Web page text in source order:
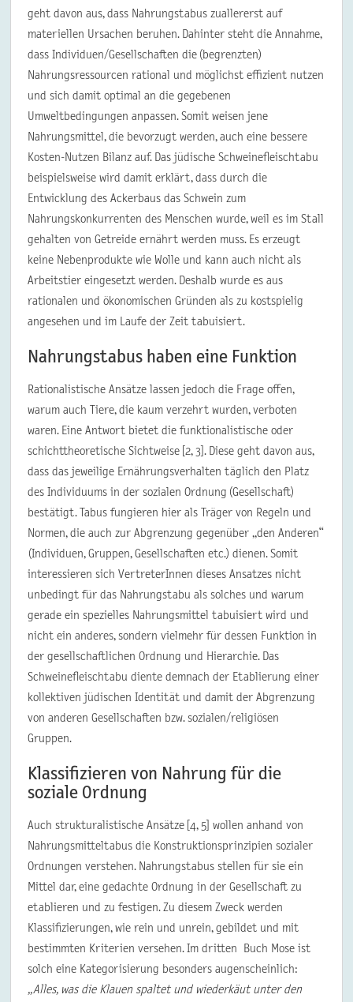
geht davon aus, dass Nahrungstabus zuallererst auf
materiellen Ursachen beruhen. Dahinter steht die Annahme,
dass Individuen/Gesellschaften die (begrenzten)
Nahrungsressourcen rational und möglichst effizient nutzen
und sich damit optimal an die gegebenen
Umweltbedingungen anpassen. Somit weisen jene
Nahrungsmittel, die bevorzugt werden, auch eine bessere
Kosten-Nutzen Bilanz auf. Das jüdische Schweinefleischtabu
beispielsweise wird damit erklärt, dass durch die
Entwicklung des Ackerbaus das Schwein zum
Nahrungskonkurrenten des Menschen wurde, weil es im Stall
gehalten von Getreide ernährt werden muss. Es erzeugt
keine Nebenprodukte wie Wolle und kann auch nicht als
Arbeitstier eingesetzt werden. Deshalb wurde es aus
rationalen und ökonomischen Gründen als zu kostspielig
angesehen und im Laufe der Zeit tabuisiert.
Nahrungstabus haben eine Funktion
Rationalistische Ansätze lassen jedoch die Frage offen,
warum auch Tiere, die kaum verzehrt wurden, verboten
waren. Eine Antwort bietet die funktionalistische oder
schichttheoretische Sichtweise [2, 3]. Diese geht davon aus,
dass das jeweilige Ernährungsverhalten täglich den Platz
des Individuums in der sozialen Ordnung (Gesellschaft)
bestätigt. Tabus fungieren hier als Träger von Regeln und
Normen, die auch zur Abgrenzung gegenüber „den Anderen“
(Individuen, Gruppen, Gesellschaften etc.) dienen. Somit
interessieren sich VertreterInnen dieses Ansatzes nicht
unbedingt für das Nahrungstabu als solches und warum
gerade ein spezielles Nahrungsmittel tabuisiert wird und
nicht ein anderes, sondern vielmehr für dessen Funktion in
der gesellschaftlichen Ordnung und Hierarchie. Das
Schweinefleischtabu diente demnach der Etablierung einer
kollektiven jüdischen Identität und damit der Abgrenzung
von anderen Gesellschaften bzw. sozialen/religiösen
Gruppen.
Klassifizieren von Nahrung für die
soziale Ordnung
Auch strukturalistische Ansätze [4, 5] wollen anhand von
Nahrungsmitteltabus die Konstruktionsprinzipien sozialer
Ordnungen verstehen. Nahrungstabus stellen für sie ein
Mittel dar, eine gedachte Ordnung in der Gesellschaft zu
etablieren und zu festigen. Zu diesem Zweck werden
Klassifizierungen, wie rein und unrein, gebildet und mit
bestimmten Kriterien versehen. Im dritten Buch Mose ist
solch eine Kategorisierung besonders augenscheinlich:
„Alles, was die Klauen spaltet und wiederkäut unter den